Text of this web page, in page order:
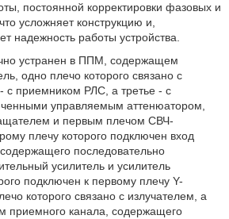
постоянной корректировки фазовых и
усложняет конструкцию и,
надежность работы устройства.
устранен в ППМ, содержащем
одно плечо которого связано с
с приемником РЛС, а третье - с
управляемым аттенюатором,
и первым плечом СВЧ-
плечу которого подключен вход
последовательно
усилитель и усилитель
подключен к первому плечу Y-
которого связано с излучателем, а
приемного канала, содержащего